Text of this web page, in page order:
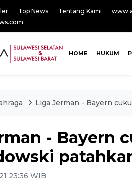
Top News Tentang Kami
HOME HUKUM
Liga Jerman - Bayern
- Bayern
23:36 WIB